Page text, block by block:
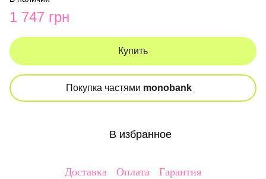
1 747 грн
Купить
Покупка частями monobank
В избранное
Доставка Оплата Гарантия